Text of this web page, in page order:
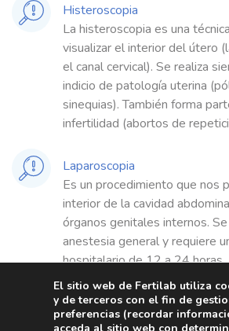
Histeroscopia
La histeroscopia es una
visualizar el interior del útero
el canal cervical). Se realiza
indicio de patología uterina
sinequias). También forma
infertilidad (abortos de
Laparoscopia
Es un procedimiento que nos
interior de la cavidad
órganos genitales internos.
anestesia general y requiere
hospitalario de 12 a 24 horas.
El sitio web de Fertilab utiliza
y de terceros con el fin de
preferencias (recordar